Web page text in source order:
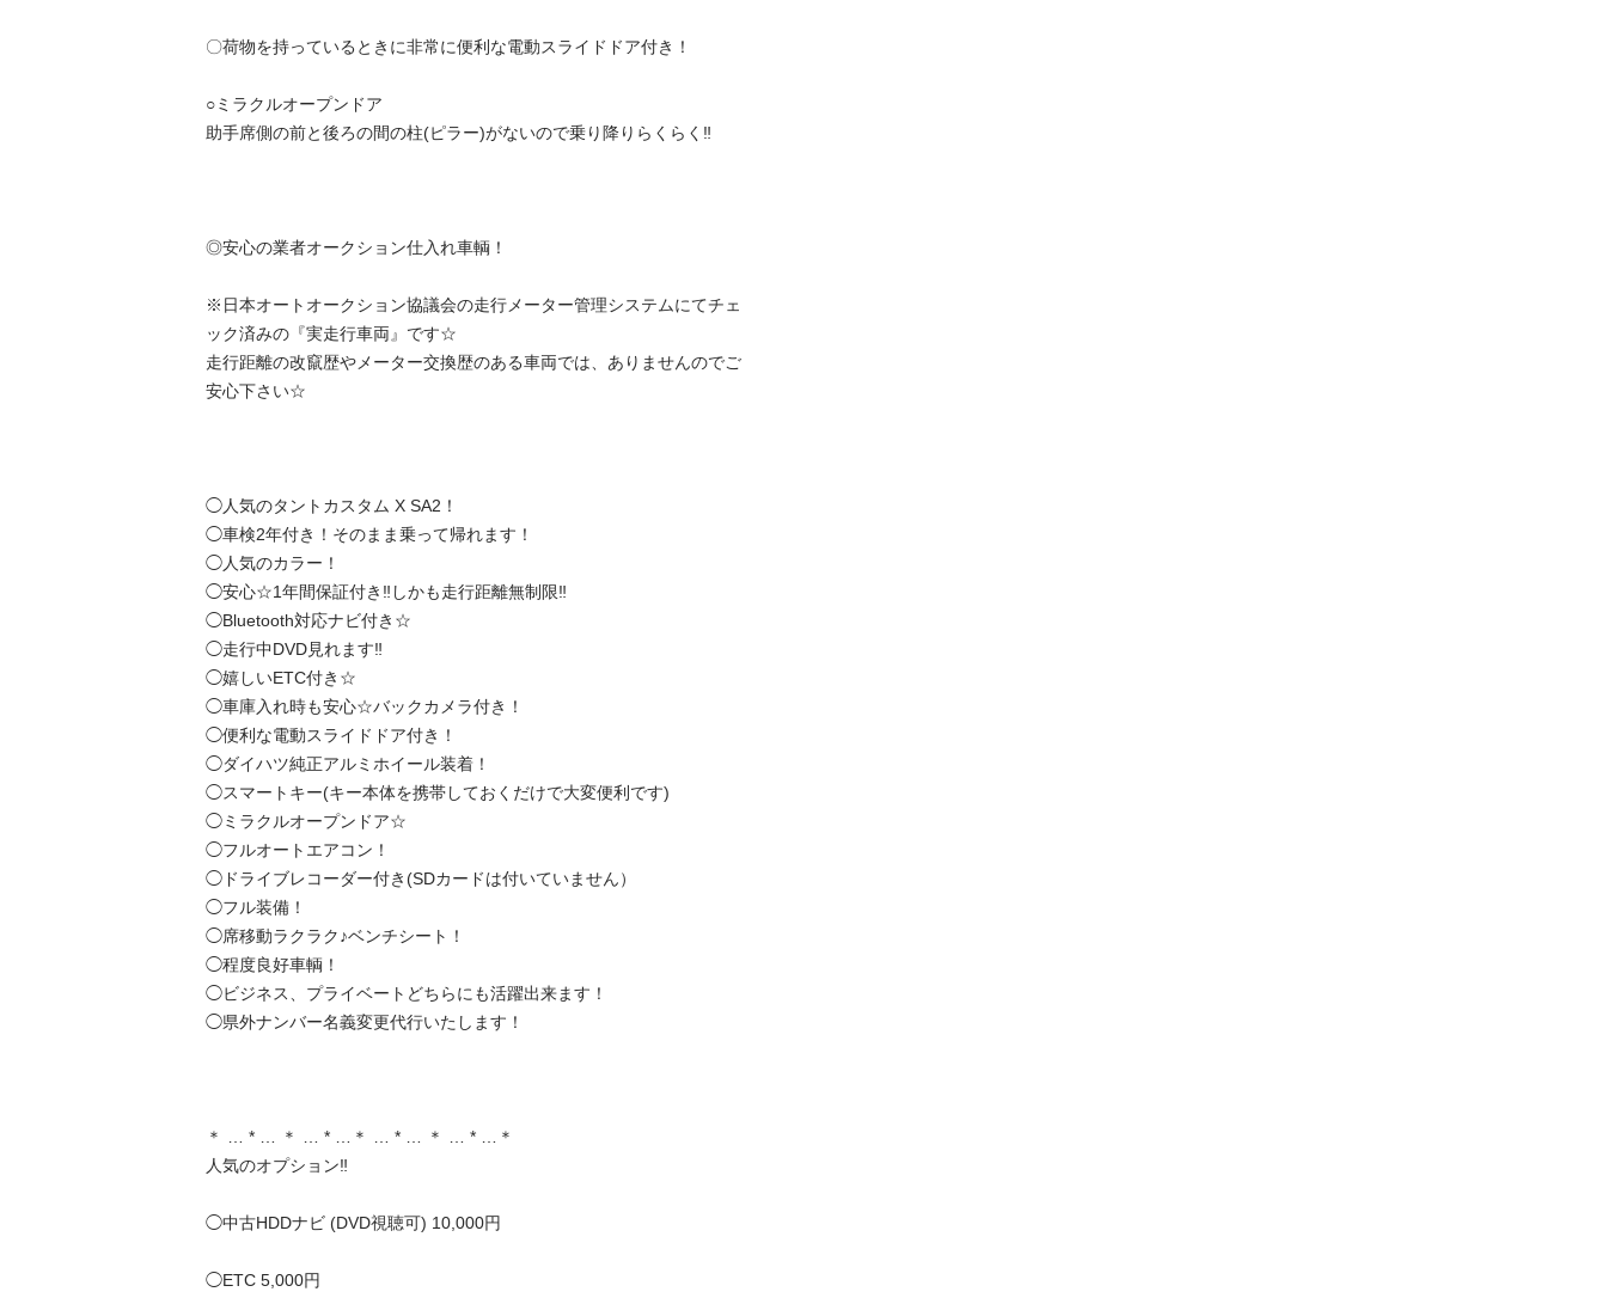
〇荷物を持っているときに非常に便利な電動スライドドア付き！
○ミラクルオープンドア
助手席側の前と後ろの間の柱(ピラー)がないので乗り降りらくらく‼️
◎安心の業者オークション仕入れ車輌！
※日本オートオークション協議会の走行メーター管理システムにてチェ
ック済みの『実走行車両』です☆
走行距離の改竄歴やメーター交換歴のある車両では、ありませんのでご
安心下さい☆
◯人気のタントカスタム X SA2！
◯車検2年付き！そのまま乗って帰れます！
◯人気のカラー！
◯安心☆1年間保証付き‼️しかも走行距離無制限‼️
◯Bluetooth対応ナビ付き☆
◯走行中DVD見れます‼️
◯嬉しいETC付き☆
◯車庫入れ時も安心☆バックカメラ付き！
◯便利な電動スライドドア付き！
◯ダイハツ純正アルミホイール装着！
◯スマートキー(キー本体を携帯しておくだけで大変便利です)
◯ミラクルオープンドア☆
◯フルオートエアコン！
◯ドライブレコーダー付き(SDカードは付いていません）
◯フル装備！
◯席移動ラクラク♪ベンチシート！
◯程度良好車輌！
◯ビジネス、プライベートどちらにも活躍出来ます！
◯県外ナンバー名義変更代行いたします！
＊ … * … ＊ … * …＊ … * … ＊ … * …＊
人気のオプション‼️
◯中古HDDナビ (DVD視聴可) 10,000円
◯ETC 5,000円